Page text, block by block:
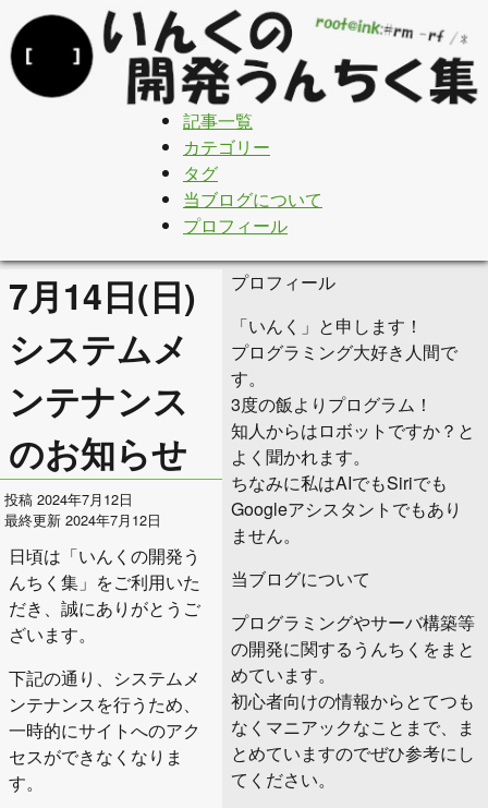
記事一覧
カテゴリー
タグ
当ブログについて
プロフィール
7月14日(日)
システムメ
ンテナンス
のお知らせ
投稿 2024年7月12日
最終更新 2024年7月12日
日頃は「いんくの開発う
んちく集」をご利用いた
だき、誠にありがとうご
ざいます。
下記の通り、システムメ
ンテナンスを行うため、
一時的にサイトへのアク
セスができなくなりま
す。
プロフィール
「いんく」と申します！
プログラミング大好き人間で
す。
3度の飯よりプログラム！
知人からはロボットですか？と
よく聞かれます。
ちなみに私はAIでもSiriでも
Googleアシスタントでもあり
ません。
当ブログについて
プログラミングやサーバ構築等
の開発に関するうんちくをまと
めています。
初心者向けの情報からとてつも
なくマニアックなことまで、ま
とめていますのでぜひ参考にし
てください。